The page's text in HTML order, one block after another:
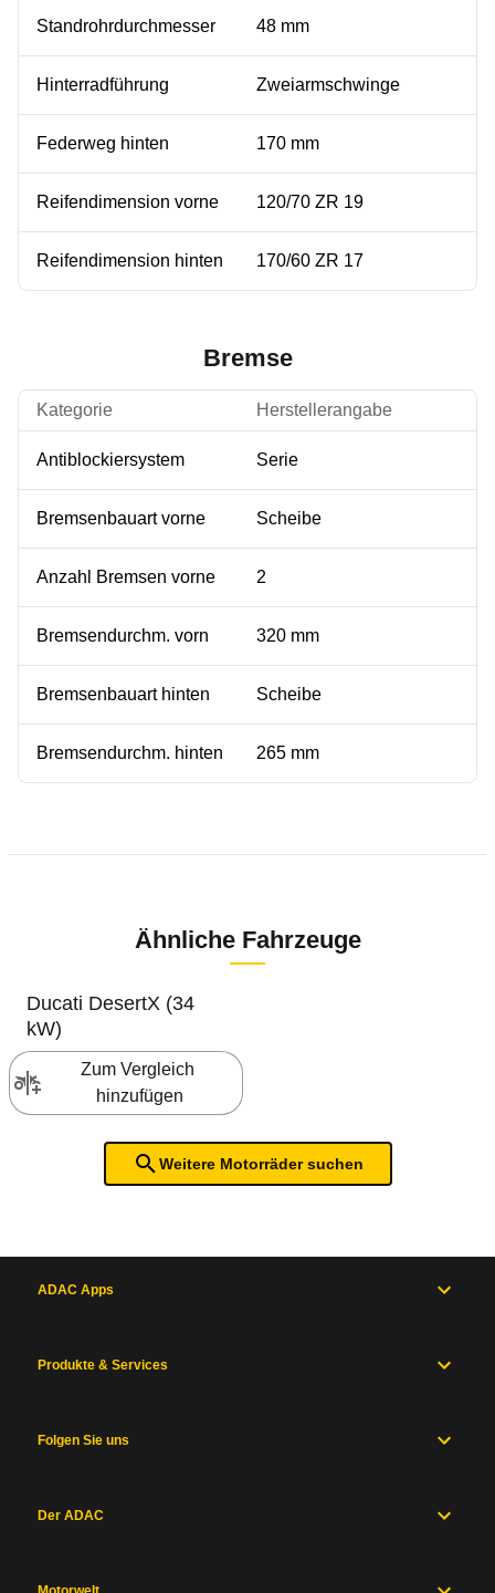
Standrohrdurchmesser 48 mm
Hinterradführung Zweiarmschwinge
Federweg hinten 170 mm
Reifendimension vorne 120/70 ZR 19
Reifendimension hinten 170/60 ZR 17
Bremse
Kategorie Herstellerangabe
Antiblockiersystem Serie
Bremsenbauart vorne Scheibe
Anzahl Bremsen vorne 2
Bremsendurchm. vorn 320 mm
Bremsenbauart hinten Scheibe
Bremsendurchm. hinten 265 mm
Ähnliche Fahrzeuge
Ducati DesertX (34
kW)
Zum Vergleich
hinzufügen
Weitere Motorräder suchen
ADAC Apps
Produkte & Services
Folgen Sie uns
Der ADAC